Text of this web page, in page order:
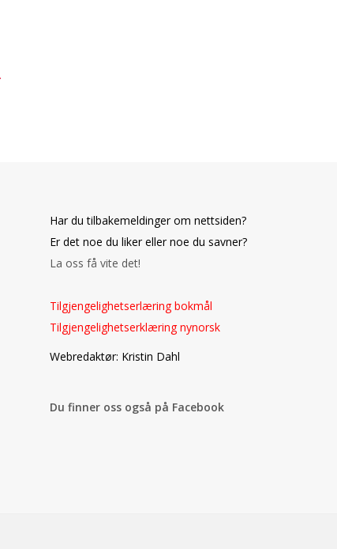
Har du tilbakemeldinger om nettsiden?
Er det noe du liker eller noe du savner?
La oss få vite det!
Tilgjengelighetserlæring bokmål
Tilgjengelighetserklæring nynorsk
Webredaktør: Kristin Dahl
Du finner oss også på Facebook